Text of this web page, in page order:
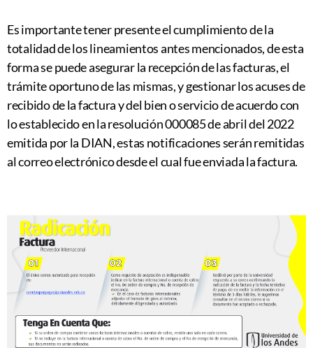
Es importante tener presente el cumplimiento de la
totalidad de los lineamientos antes mencionados, de esta
forma se puede asegurar la recepción de las facturas, el
trámite oportuno de las mismas, y gestionar los acuses de
recibido de la factura y del bien o servicio de acuerdo con
lo establecido en la resolución 000085 de abril del 2022
emitida por la DIAN, estas notificaciones serán remitidas
al correo electrónico desde el cual fue enviada la factura.